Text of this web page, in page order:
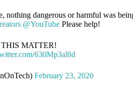
nothing dangerous or harmful was
@YouTubePlease help!
MATTER!
630Mp3al8d
February 23, 2020